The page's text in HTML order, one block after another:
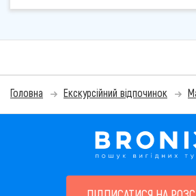
Головна Екскурсійний відпочинок